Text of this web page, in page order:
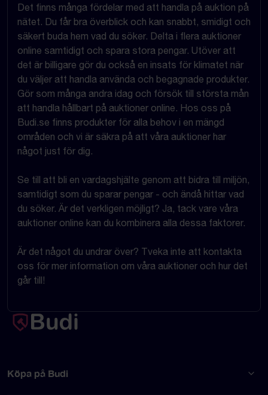
Det finns många fördelar med att handla på auktion på
nätet. Du får bra överblick och kan snabbt, smidigt och
säkert buda hem vad du söker. Delta i flera auktioner
online samtidigt och spara stora pengar. Utöver att
det är billigare gör du också en insats för klimatet när
du väljer att handla använda och begagnade produkter.
Gör som många andra idag och försök till största mån
att handla hållbart på auktioner online. Hos oss på
Budi.se finns produkter för alla behov i en mängd
områden och vi är säkra på att våra auktioner har
något just för dig.
Se till att bli en vardagshjälte genom att bidra till miljön,
samtidigt som du sparar pengar - och ändå hittar vad
du söker. Är det verkligen möjligt? Ja, tack vare våra
auktioner online kan du kombinera alla dessa faktorer.
Är det något du undrar över? Tveka inte att kontakta
oss för mer information om våra auktioner och hur det
går till!
Köpa på Budi